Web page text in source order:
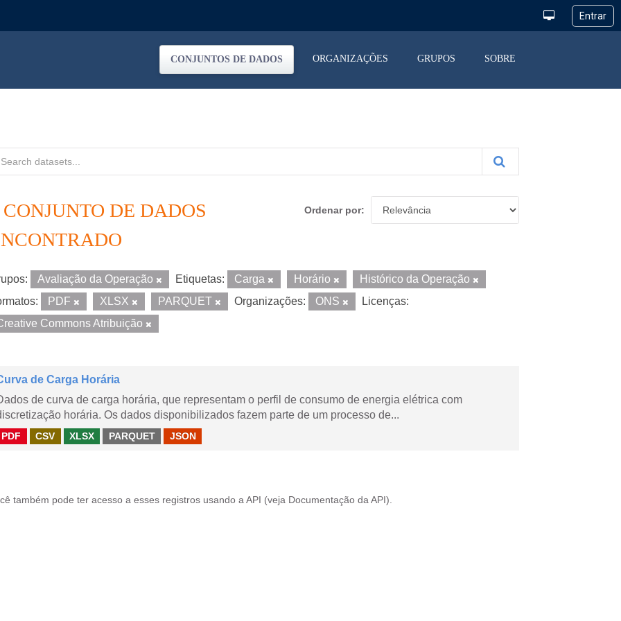
CONJUNTOS DE DADOS ORGANIZAÇÕES GRUPOS SOBRE
Ordenar por
CONJUNTO DE DADOS
Avaliação da Operação Etiquetas: Carga Horário
Histórico da Operação
PDF XLSX PARQUET Organizações: ONS
Licenças:
Commons Atribuição
de Carga Horária
de curva de carga horária, que representam o perfil de consumo de energia elétrica com
horária. Os dados disponibilizados fazem parte de um processo de...
PDF CSV XLSX PARQUET JSON
também pode ter acesso a esses registros usando a API (veja Documentação da API ).